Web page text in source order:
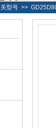
型号 >>